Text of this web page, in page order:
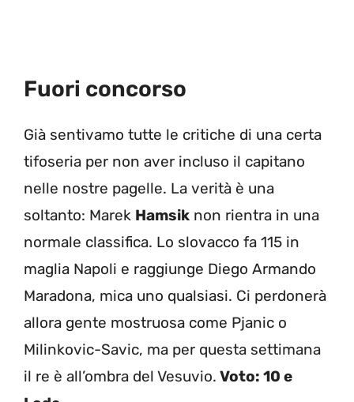
Fuori concorso
Già sentivamo tutte le critiche di una certa
tifoseria per non aver incluso il capitano
nelle nostre pagelle. La verità è una
soltanto: Marek Hamsik non rientra in una
normale classifica. Lo slovacco fa 115 in
maglia Napoli e raggiunge Diego Armando
Maradona, mica uno qualsiasi. Ci perdonerà
allora gente mostruosa come Pjanic o
Milinkovic-Savic, ma per questa settimana
il re è all’ombra del Vesuvio. Voto: 10 e